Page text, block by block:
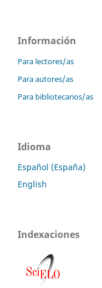
Información
Para lectores/as
Para autores/as
Para bibliotecarios/as
Idioma
Español (España)
English
Indexaciones